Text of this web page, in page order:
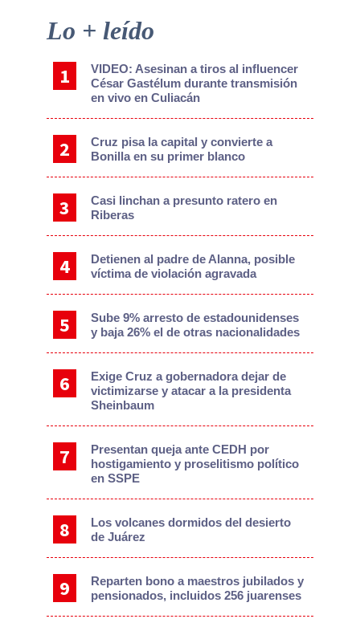
Primary
Lo + leído
VIDEO: Asesinan a tiros al influencer
César Gastélum durante transmisión
en vivo en Culiacán
Cruz pisa la capital y convierte a
Bonilla en su primer blanco
Casi linchan a presunto ratero en
Riberas
Detienen al padre de Alanna, posible
víctima de violación agravada
Sube 9% arresto de estadounidenses
y baja 26% el de otras nacionalidades
Exige Cruz a gobernadora dejar de
victimizarse y atacar a la presidenta
Sheinbaum
Presentan queja ante CEDH por
hostigamiento y proselitismo político
en SSPE
Los volcanes dormidos del desierto
de Juárez
Reparten bono a maestros jubilados y
pensionados, incluidos 256 juarenses